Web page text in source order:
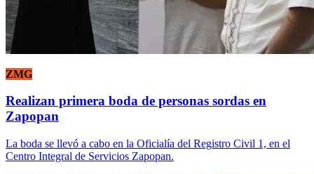
ZMG
Realizan primera boda de personas sordas en
Zapopan
La boda se llevó a cabo en la Oficialía del Registro Civil 1, en el
Centro Integral de Servicios Zapopan.